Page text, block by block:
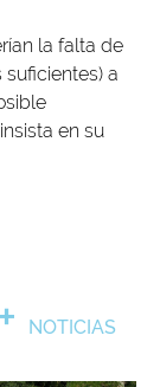
la falta de
a
en su
NOTICIAS